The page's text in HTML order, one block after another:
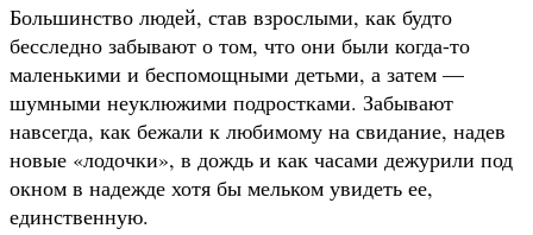
Большинство людей, став взрослыми, как будто
бесследно забывают о том, что они были когда-то
маленькими и беспомощными детьми, а затем —
шумными неуклюжими подростками. Забывают
навсегда, как бежали к любимому на свидание, надев
новые «лодочки», в дождь и как часами дежурили под
окном в надежде хотя бы мельком увидеть ее,
единственную.